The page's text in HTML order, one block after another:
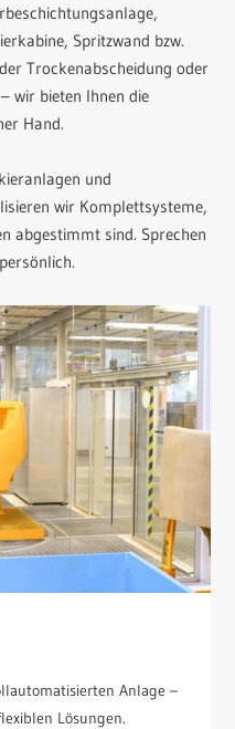
Spritzwand bzw.
Trockenabscheidung oder
wir bieten Ihnen die
Hand.
und
wir Komplettsysteme,
abgestimmt sind. Sprechen
Anlage –
Lösungen.